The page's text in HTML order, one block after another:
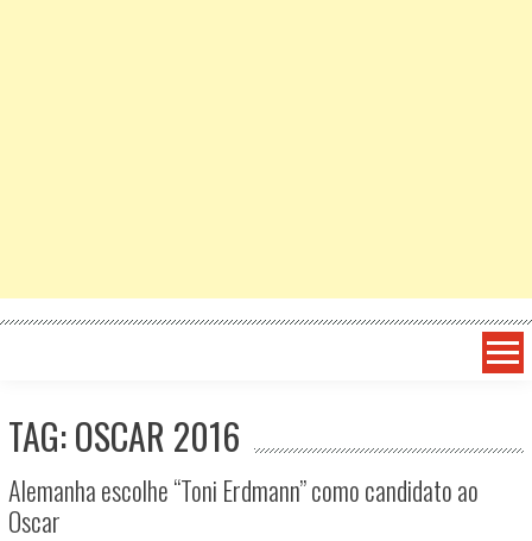
TAG: OSCAR 2016
Alemanha escolhe “Toni Erdmann” como candidato ao
Oscar